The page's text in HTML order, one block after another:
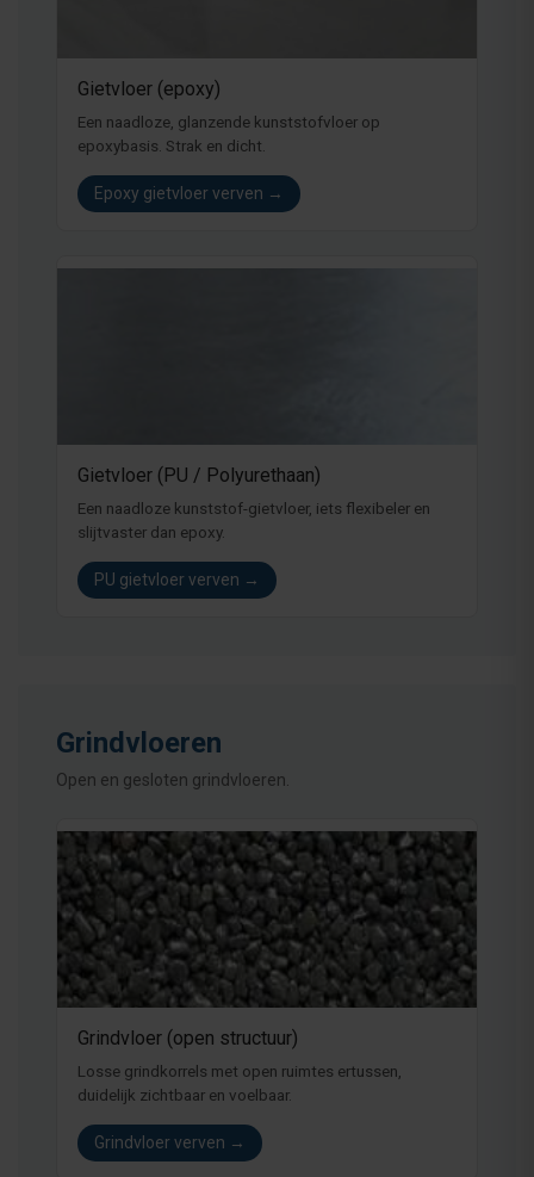
Gietvloer (epoxy)
Een naadloze, glanzende kunststofvloer op
epoxybasis. Strak en dicht.
Epoxy gietvloer verven →
Gietvloer (PU / Polyurethaan)
Een naadloze kunststof-gietvloer, iets flexibeler en
slijtvaster dan epoxy.
PU gietvloer verven →
Grindvloeren
Open en gesloten grindvloeren.
Grindvloer (open structuur)
Losse grindkorrels met open ruimtes ertussen,
duidelijk zichtbaar en voelbaar.
Grindvloer verven →